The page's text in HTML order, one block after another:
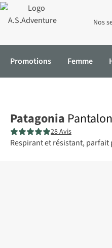
Nos
Promotions Femme
Patagonia
28 Avis
Respirant et résistant,